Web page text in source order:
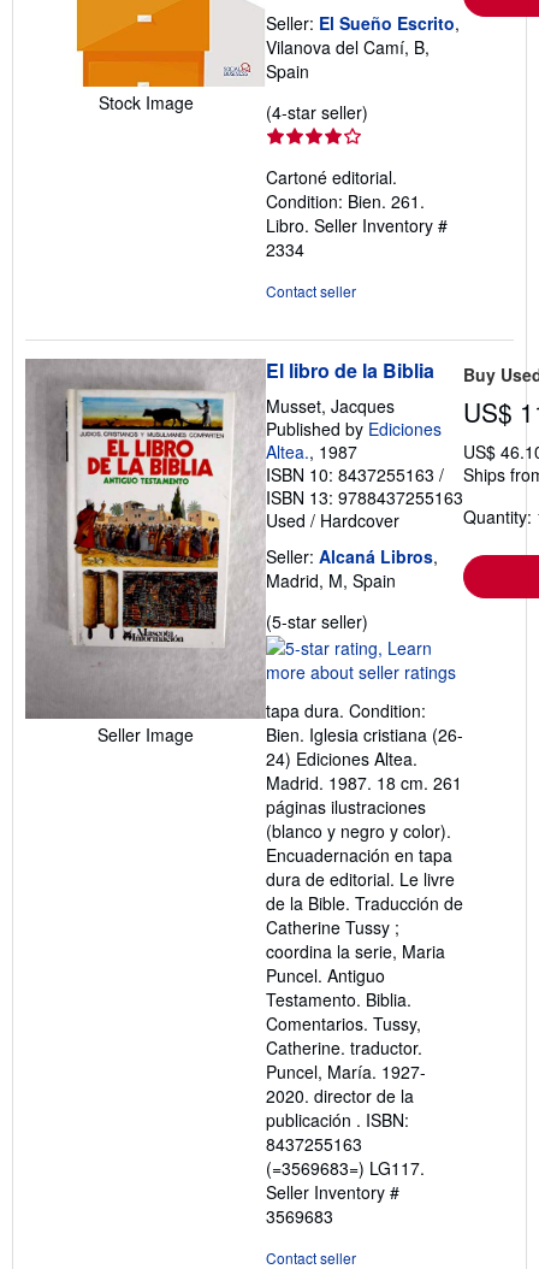
Stock Image
Seller: El Sueño Escrito,
Vilanova del Camí, B,
Spain
(4-star seller)
out
of
5
Cartoné editorial.
Condition: Bien. 261.
Libro. Seller Inventory #
2334
Contact seller
Seller Image
El libro de la Biblia
Musset, Jacques
Published by Ediciones
Altea., 1987
ISBN 10: 8437255163 /
ISBN 13: 9788437255163
Used / Hardcover
Seller: Alcaná Libros,
Madrid, M, Spain
(5-star seller)
rating
5
of
5
stars
tapa dura. Condition:
Bien. Iglesia cristiana (26-
24) Ediciones Altea.
Madrid. 1987. 18 cm. 261
páginas ilustraciones
(blanco y negro y color).
Encuadernación en tapa
dura de editorial. Le livre
de la Bible. Traducción de
Catherine Tussy ;
coordina la serie, Maria
Puncel. Antiguo
Testamento. Biblia.
Comentarios. Tussy,
Catherine. traductor.
Puncel, María. 1927-
2020. director de la
publicación . ISBN:
8437255163
(=3569683=) LG117.
Seller Inventory #
3569683
Contact seller
Buy
US$
US$
Ships
Quantity: